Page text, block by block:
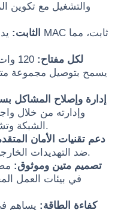
والتشغيل مع تكوين
عنوان MAC الثابت:
الحد الأقصى لطاقة PoE لكل مفتاح:
120
يسمح بتوصيل مجموعة
إدارة وإصلاح المشاكل
وإدارته من خلال
الشبكة وتشخيص المشكلات وإصلاحها بسرعة.
دعم تقنيات الأمان
ضد التهديدات الخارجية وضمان سلامة البيانات المتداولة.
تصميم متين وموثوق:
في بيئات العمل
كفاءة الطاقة: يساهم